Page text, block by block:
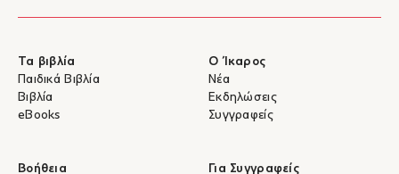
Τα βιβλία
Παιδικά Βιβλία
Βιβλία
eBooks
Ο Ίκαρος
Νέα
Εκδηλώσεις
Συγγραφείς
Βοήθεια Για Συγγραφείς